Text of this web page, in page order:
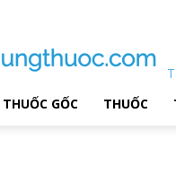
THUỐC GỐC THUỐC